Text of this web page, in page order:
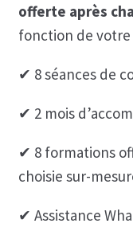
offerte après
fonction de
✔ 8 séances de
✔ 2 mois
✔ 8 formations
choisie sur-
✔ Assistance